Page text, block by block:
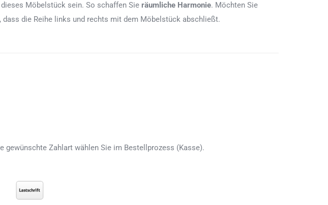
Möbelstück sein. So schaffen Sie räumliche Harmonie. Möchten Sie
die Reihe links und rechts mit dem Möbelstück abschließt.
gewünschte Zahlart wählen Sie im Bestellprozess (Kasse).